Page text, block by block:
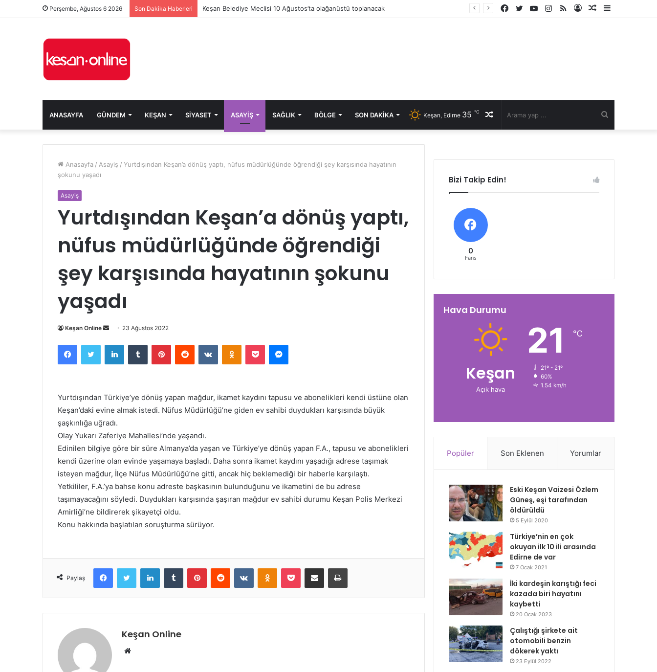
Perşembe, Ağustos 6 2026 Son Dakika Haberleri Keşan Belediye Meclisi 10 Ağustos’ta olağanüstü toplanacak
Kenar
Rastgele
Kayıt
RSS
Instagram
YouTube
Twitter
Facebook
ANASAYFA GÜNDEM KEŞAN SIYASET ASAYIŞ SAĞLIK BÖLGE SON DAKIKA Rastgele
Keşan, Edirne 35 ℃
Anasayfa / Asayiş / Yurtdışından Keşan’a dönüş yaptı, nüfus müdürlüğünde öğrendiği şey karşısında hayatının
şokunu yaşadı
Asayiş
Yurtdışından Keşan’a dönüş yaptı,
nüfus müdürlüğünde öğrendiği
şey karşısında hayatının şokunu
yaşadı
Keşan Online
Bir
posta
göndermek
23 Ağustos 2022
FacebookTwitter LinkedInTumblr PinterestReddit VKontakteOdnoklassniki
Pocket Messenger
Yurtdışından Türkiye’ye dönüş yapan mağdur, ikamet kaydını tapusu ve abonelikleri kendi üstüne olan
Keşan’daki evine almak istedi. Nüfus Müdürlüğü’ne giden ev sahibi duydukları karşısında büyük
şaşkınlığa uğradı.
Olay Yukarı Zaferiye Mahallesi’nde yaşandı.
Edinilen bilgiye göre bir süre Almanya’da yaşan ve Türkiye’ye dönüş yapan F.A., tapusu ve abonelikleri
kendi üzerine olan evinde yaşamaya başladı. Daha sonra ikamet kaydını yaşadığı adrese taşımak
isteyen mağdur, İlçe Nüfus Müdürlüğü’ne gitti, ancak hiç beklemediği bir haberle karşılaştı.
Yetkililer, F.A.’ya bahse konu adreste başkasının bulunduğunu ve ikametini de bu adrese
taşımayacağını söyledi. Duydukları karşısında şaşıran mağdur ev sahibi durumu Keşan Polis Merkezi
Amirliği’ne bildirerek şikayetçi oldu.
Konu hakkında başlatılan soruşturma sürüyor.
Paylaş
FacebookTwitter LinkedInTumblr PinterestReddit VKontakteOdnoklassniki
Pocket E-Posta ile paylaş Yazdır
Keşan Online
Web
Bizi Takip Edin!
0
Fans
Hava Durumu
Keşan
Açık hava
21 ℃
21º - 21º
60%
1.54 km/h
Popüler Son Eklenen Yorumlar
Eski Keşan Vaizesi Özlem
Güneş, eşi tarafından
öldürüldü
5 Eylül 2020
Türkiye’nin en çok
okuyan ilk 10 ili arasında
Edirne de var
7 Ocak 2021
İki kardeşin karıştığı feci
kazada biri hayatını
kaybetti
20 Ocak 2023
Çalıştığı şirkete ait
otomobili benzin
dökerek yaktı
23 Eylül 2022